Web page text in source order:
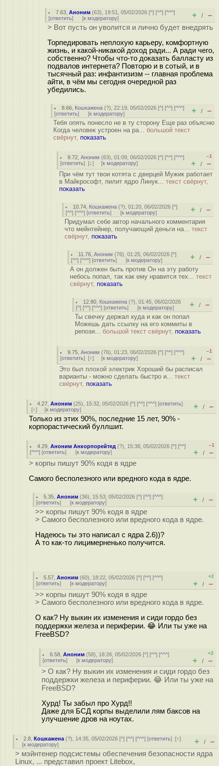
7.63 ,Аноним (63), 19:51, 05/02/2026 [^] [^^] [^^^]
[ответить] [к модератору] + / –
> Вот пусть он уволится и лично будет внедрять
Торпедировать неплохую карьеру, комфортную
жизнь, и какой-никакой доход ради... А ради чего,
собственно? Чтобы что-то доказать балласту из
подвалов интернета? Повторю и в сотый, и в
тысячный раз: инфантизизм -- главная проблема
айти, в чём мы сегодня очередной раз
убедились.
8.66 Кошкажена (?), 22:19, 05/02/2026 [^] [^^] [^^^]
[ответить] [к модератору] + / –
Тебя опять понесло не в ту сторону Еще раз объясню
Когда человек устроен на ра... большой текст
свёрнут, показать
9.72 ,Аноним (63), 01:09, 06/02/2026 [^] [^^] [^^^]
[ответить] [↓] [к модератору]
–1
+ / –
При чём тут твои котята с дверцей Мужик работает
в Майкрософт, пилит ядро Линук... текст свёрнут,
показать
10.74 Кошкажена (?), 01:20, 06/02/2026 [^]
[^^] [^^^] [ответить] [к модератору] + / –
Придумал себе автор начального комментария
что мейнтейнер, получающий деньги на... текст
свёрнут, показать
11.76 ,Аноним (76), 01:25, 06/02/2026 [^]
[^^] [^^^] [ответить] [к модератору] + / –
А он должен быть против Он на эту работу
небось попал, так как ему нравится тех... текст
свёрнут, показать
12.80 Кошкажена (?), 01:45, 06/02/2026
[^] [^^] [^^^] [ответить] [к модератору] + / –
Ты свечку держал куда и как он попал
Можешь дать ссылку на его коммиты в
репози... большой текст свёрнут, показать
9.75 ,Аноним (76), 01:23, 06/02/2026 [^] [^^] [^^^]
[ответить] [↑] [к модератору]
–1
+ / –
Это был плохой электрик Хороший бы расписал
варианты - можно сделать быстро и... текст
свёрнут, показать
4.27 ,Аноним (25), 15:32, 05/02/2026 [^] [^^] [^^^] [ответить]
[↑] [к модератору] + / –
Только из этих 90%, последние 15 лет, 90% -
корпорастический буллшит.
4.29 ,Аноним Анкорпорейтед (?), 15:38, 05/02/2026 [^] [^^]
[^^^] [ответить] [к модератору]
–1
+ / –
> корпы пишут 90% кодя в ядре
Самого бесполезного или вредного кода в ядре.
5.35 ,Аноним (36), 15:53, 05/02/2026 [^] [^^] [^^^]
[ответить] [к модератору] + / –
>> корпы пишут 90% кодя в ядре
> Самого бесполезного или вредного кода в ядре.
Надеюсь ты это написал с ядра 2.6))?
А то как-то лицимерненько получится.
5.57 ,Аноним (60), 18:22, 05/02/2026 [^] [^^] [^^^]
[ответить] [к модератору]
+2
+ / –
>> корпы пишут 90% кодя в ядре
> Самого бесполезного или вредного кода в ядре.
О как? Ну выкин их изменения и сиди гордо без
поддержки железа и периферии. 😂 Или ты уже на
FreeBSD?
6.58 ,Аноним (58), 18:26, 05/02/2026 [^] [^^] [^^^]
[ответить] [к модератору]
+2
+ / –
> О как? Ну выкин их изменения и сиди гордо без
поддержки железа и периферии. 😂 Или ты уже на
FreeBSD?
Хурд! Ты забыл про Хурд!!
Даже для БСД корпы выделили лям баксов на
улучшение дров на ноутах.
2.8 ,Кошкажена (?), 14:35, 05/02/2026 [^] [^^] [^^^] [ответить][↑]
[к модератору] + / –
> мэйнтенер подсистемы обеспечения безопасности ядра
Linux, ... представил проект Litebox,